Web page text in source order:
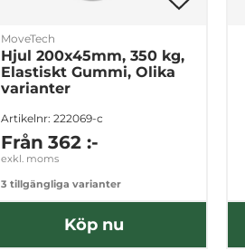
MoveTech
Hjul 200x45mm, 350 kg,
Elastiskt Gummi, Olika
varianter
Artikelnr: 222069-c
Från 362 :-
exkl. moms
3 tillgängliga varianter
Köp nu